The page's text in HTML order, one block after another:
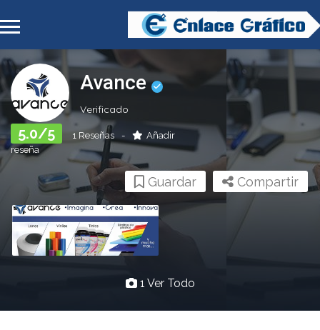
Avance
Verificado
5.0/5 1 Reseñas
Añadir
reseña
Compartir
Guardar
1 Ver Todo